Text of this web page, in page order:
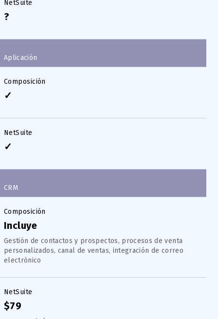
NetSuite
?
Aplicación
Composición
✓
NetSuite
✓
CRM
Composición
Incluye
Gestión de contactos y prospectos, procesos de venta
personalizados, canal de ventas, integración de correo
electrónico
NetSuite
$79